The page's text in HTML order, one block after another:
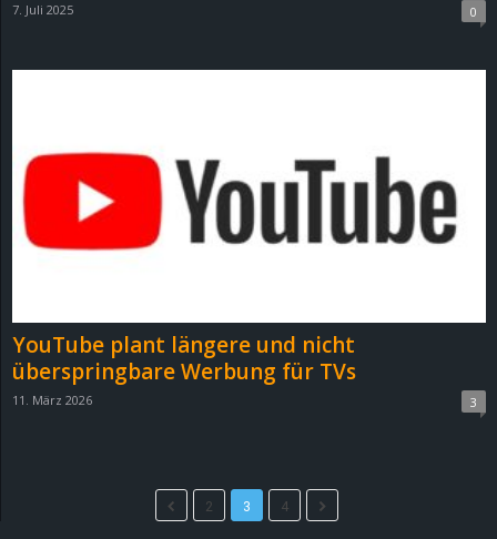
7. Juli 2025 0
YouTube plant längere und nicht
überspringbare Werbung für TVs
11. März 2026 3
2 3 4